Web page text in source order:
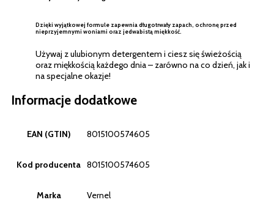
Dzięki wyjątkowej formule zapewnia długotrwały zapach, ochronę przed
nieprzyjemnymi woniami oraz jedwabistą miękkość.
Używaj z ulubionym detergentem i ciesz się świeżością
oraz miękkością każdego dnia – zarówno na co dzień, jak i
na specjalne okazje!
Informacje dodatkowe
EAN (GTIN) 8015100574605
Kod producenta 8015100574605
Marka Vernel